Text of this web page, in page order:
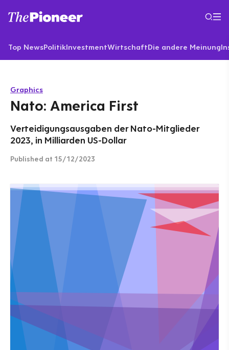
Top NewsPolitikInvestmentWirtschaftDie andere Meinung
Graphics
Nato: America First
Verteidigungsausgaben der Nato-Mitglieder
2023, in Milliarden US-Dollar
Published at 15/12/2023